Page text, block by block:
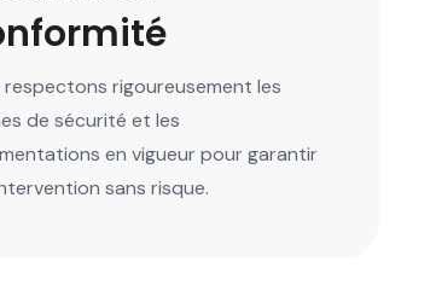
respectons rigoureusement les
de sécurité et les
en vigueur pour garantir
sans risque.